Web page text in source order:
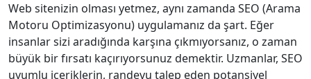
Web sitenizin olması yetmez, aynı zamanda SEO (Arama
Motoru Optimizasyonu) uygulamanız da şart. Eğer
insanlar sizi aradığında karşına çıkmıyorsanız, o zaman
büyük bir fırsatı kaçırıyorsunuz demektir. Uzmanlar, SEO
uyumlu içeriklerin, randevu talep eden potansiyel